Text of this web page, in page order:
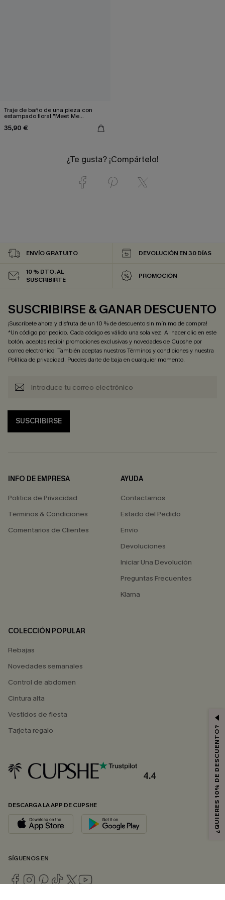
Traje de baño de una pieza con
estampado floral "Meet Me
35,90 €
¿Te gusta? ¡Compártelo!
ENVÍO GRATUITO DEVOLUCIÓN EN 30 DÍAS
10 % DTO. AL
SUSCRIBIRTE
PROMOCIÓN
SUSCRIBIRSE & GANAR DESCUENTO
¡Suscríbete ahora y disfruta de un 10 % de descuento sin mínimo de compra!
*Un código por pedido. Cada código es válido una sola vez. Al hacer clic en este
botón, aceptas recibir promociones exclusivas y novedades de Cupshe por
correo electrónico. También aceptas nuestrosTérminos y condicionesy nuestra
Política de privacidad. Puedes darte de baja en cualquier momento.
SUSCRIBIRSE
INFO DE EMPRESA
Política de Privacidad
Términos & Condiciones
Comentarios de Clientes
AYUDA
Contactarnos
Estado del Pedido
Envío
Devoluciones
Iniciar Una Devolución
Preguntas Frecuentes
Klarna
COLECCIÓN POPULAR
Rebajas
Novedades semanales
Control de abdomen
Cintura alta
Vestidos de fiesta
Tarjeta regalo
4.4
DESCARGA LA APP DE CUPSHE
SÍGUENOS EN
¿QUIERES 10% DE DESCUENTO?